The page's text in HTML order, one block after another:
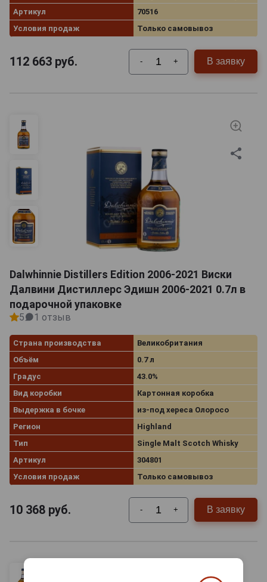
Артикул
70516
Условия продаж
Только самовывоз
112 663 руб. - + В заявку
Dalwhinnie Distillers Edition 2006-2021 Виски
Далвини Дистиллерс Эдишн 2006-2021 0.7л в
подарочной упаковке
5 1 отзыв
Страна производства
Великобритания
Объём
0.7 л
Градус
43.0%
Вид коробки
Картонная коробка
Выдержка в бочке
из-под хереса Олоросо
Регион
Highland
Тип
Single Malt Scotch Whisky
Артикул
304801
Условия продаж
Только самовывоз
10 368 руб. - + В заявку